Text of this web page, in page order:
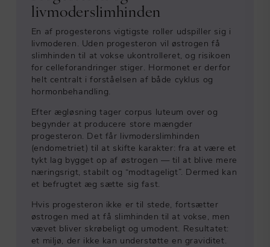
livmoderslimhinden
En af progesterons vigtigste roller udspiller sig i
livmoderen. Uden progesteron vil østrogen få
slimhinden til at vokse ukontrolleret, og risikoen
for celleforandringer stiger. Hormonet er derfor
helt centralt i forståelsen af både cyklus og
hormonbehandling.
Efter ægløsning tager corpus luteum over og
begynder at producere store mængder
progesteron. Det får livmoderslimhinden
(endometriet) til at skifte karakter: fra at være et
tykt lag bygget op af østrogen — til at blive mere
næringsrigt, stabilt og “modtageligt”. Dermed kan
et befrugtet æg sætte sig fast.
Hvis progesteron ikke er til stede, fortsætter
østrogen med at få slimhinden til at vokse, men
vævet bliver skrøbeligt og umodent. Resultatet:
et miljø, der ikke kan understøtte en graviditet.